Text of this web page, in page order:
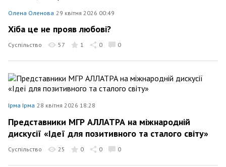
Олена Оленова 29 квітня 2026 00:49
Хіба це не прояв любові?
Суспільство 57 1 0 0
Ірма Ірма 28 квітня 2026 18:28
Представники МГР АЛЛАТРА на міжнародній
дискусії «Ідеї для позитивного та сталого світу»
Суспільство 25 0 0 0